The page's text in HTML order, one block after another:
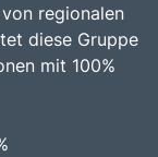
regionalen
diese Gruppe
mit 100%